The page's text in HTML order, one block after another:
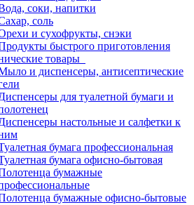
соки, напитки
соль
и сухофрукты, снэки
быстрого приготовления
товары
и диспенсеры, антисептические
для туалетной бумаги и
настольные и салфетки к
бумага профессиональная
бумага офисно-бытовая
бумажные
бумажные офисно-бытовые